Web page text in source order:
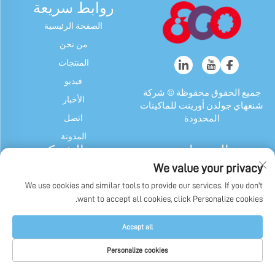
جميع الحقوق محفوظة © شركة
شنغهاي جولدن أورينت للماكينات
المحدودة
روابط سريعة
الصفحة الرئيسية
من نحن
المنتجات
فيديو
الأخبار
اتصل
المدونة
المنتجات
آلة الحلوى والعلكة
جهاز شوكولاتة
ماكينة تغليف الحلوى والعلكة
آلات أخرى
عن الشركة
تاريخنا
We value your privacy
We use cookies and similar tools to provide our services. If you don't
want to accept all cookies, click Personalize cookies.
Personalize cookies
Accept all